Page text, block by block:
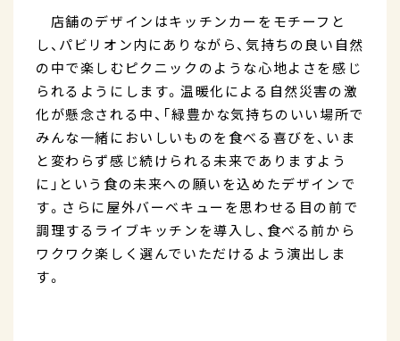
店舗のデザインはキッチンカーをモチーフと
し、パビリオン内にありながら、気持ちの良い自然
の中で楽しむピクニックのような心地よさを感じ
られるようにします。温暖化による自然災害の激
化が懸念される中、「緑豊かな気持ちのいい場所で
みんな一緒においしいものを食べる喜びを、いま
と変わらず感じ続けられる未来でありますよう
に」という食の未来への願いを込めたデザインで
す。さらに屋外バーベキューを思わせる目の前で
調理するライブキッチンを導入し、食べる前から
ワクワク楽しく選んでいただけるよう演出しま
す。